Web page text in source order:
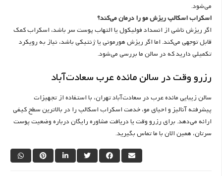
می‌شود.
اسکراب اسکالپ ریزش مو را درمان می‌کند؟
اگر ریزش ناشی از انسداد فولیکول یا التهاب پوست سر باشد، اسکراب کمک
قابل توجهی می‌کند. اما اگر ریزش هورمونی یا ژنتیکی باشد، نیاز به رویکرد
تکمیلی دارید که در سالن ما بررسی می‌شود.
رزرو وقت در سالن مائده عرب سعادت‌آباد
سالن زیبایی مائده عرب در سعادت‌آباد تهران، با استفاده از تجهیزات
پیشرفته آنالیز و احیای مو، خدمت اسکراب اسکالپ را در بالاترین سطح کیفی
ارائه می‌دهد. برای رزرو وقت یا دریافت مشاوره رایگان درباره وضعیت پوست
سرتان، همین الان با ما تماس بگیرید.